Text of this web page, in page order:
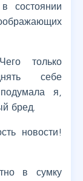
состоянии
только
себе
я,
бред.
новости!
в сумку